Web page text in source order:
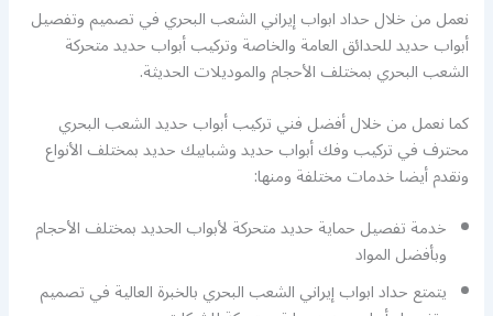
نعمل من خلال حداد ابواب إيراني الشعب البحري في تصميم وتفصيل
أبواب حديد للحدائق العامة والخاصة وتركيب أبواب حديد متحركة
الشعب البحري بمختلف الأحجام والموديلات الحديثة.
كما نعمل من خلال أفضل فني تركيب أبواب حديد الشعب البحري
محترف في تركيب وفك أبواب حديد وشبابيك حديد بمختلف الأنواع
ونقدم أيضا خدمات مختلفة ومنها:
خدمة تفصيل حماية حديد متحركة لأبواب الحديد بمختلف الأحجام
وبأفضل المواد
يتمتع حداد ابواب إيراني الشعب البحري بالخبرة العالية في تصميم